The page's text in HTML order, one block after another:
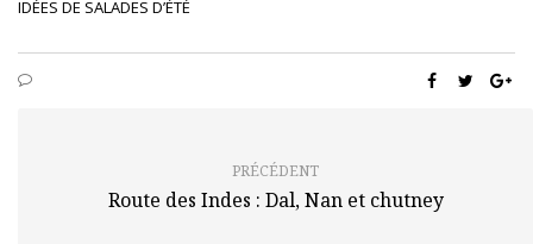
IDÉES DE SALADES D’ÉTÉ
PRÉCÉDENT
Route des Indes : Dal, Nan et chutney